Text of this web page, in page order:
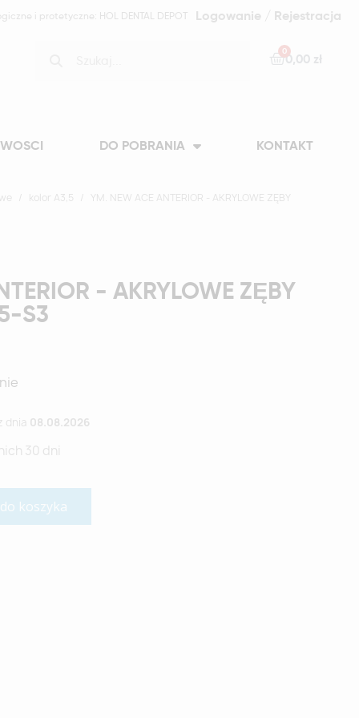
i protetyczne: HOL DENTAL DEPOT Logowanie / Rejestracja
0,00 zł
DO POBRANIA KONTAKT
kolor A3,5 YM. NEW ACE ANTERIOR - AKRYLOWE ZĘBY
- AKRYLOWE ZĘBY
S3
dnia 08.08.2026
30 dni
koszyka